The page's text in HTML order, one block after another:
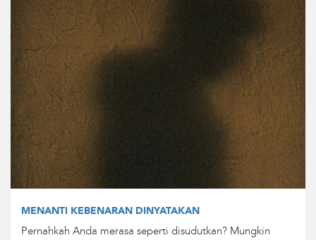
MENANTI KEBENARAN DINYATAKAN
Pernahkah Anda merasa seperti disudutkan? Mungkin